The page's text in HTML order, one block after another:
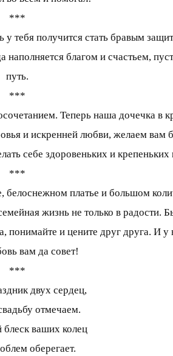
***
получится стать бравым
благом и счастьем,
путь.
***
Теперь наша дочечка
и искренней любви, желаем вам
себе здоровеньких и крепеньких
***
платье и большом
жизнь не только в радости.
и цените друг друга. И
вам да совет!
***
двух сердец,
отмечаем.
блеск ваших колец
оберегает.